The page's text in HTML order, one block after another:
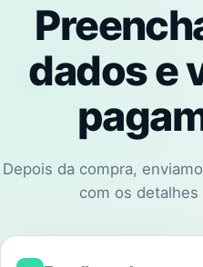
dados e
Depois da compra,
com os detalhes